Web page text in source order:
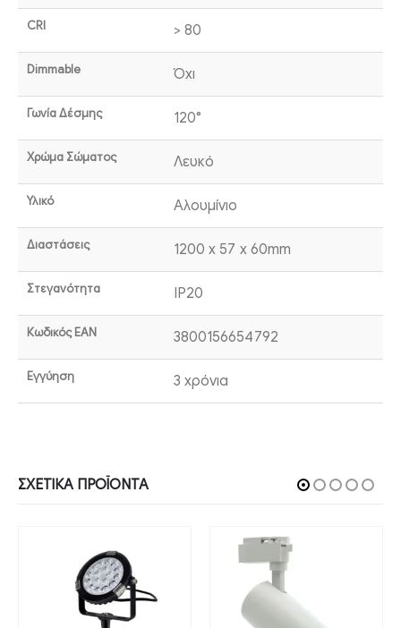
CRI > 80
Dimmable Όχι
Γωνία Δέσμης 120°
Χρώμα Σώματος Λευκό
Υλικό Αλουμίνιο
Διαστάσεις 1200 x 57 x 60mm
Στεγανότητα IP20
Κωδικός EAN 3800156654792
Εγγύηση 3 χρόνια
ΣΧΕΤΙΚΆ ΠΡΟΪΌΝΤΑ